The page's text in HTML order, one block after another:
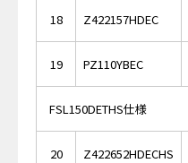
18 Z422157HDEC
19 PZ110YBEC
FSL150DETHS仕様
20 Z422652HDECHS